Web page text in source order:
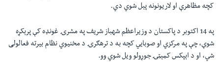
کچه مظاهرې او لاريونونه پېل شوي دي.
په 14 اکتوبر د پاکستان د وزیراعظم شهباز شريف په مشرۍ غونډه کې پرېکړه
شوې، چې په مرکزي او صوبايي کچه به د ترهګرۍ د مخنيوي نظام بیرته فعالولی
شي، او د اېپکس کمېټۍ جوړولو ويل شوي وو.